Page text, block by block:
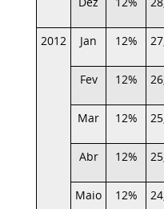
2012 Jan 12%
Fev 12%
Mar 12%
Abr 12%
Maio 12%